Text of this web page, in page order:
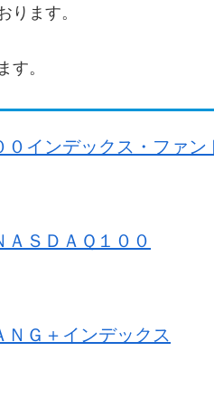
ります。
す。
０インデックス・ファン
ＳＤＡＱ１００
Ｇ＋インデックス